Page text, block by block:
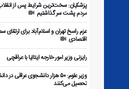
پزشکیان: سخت‌ترین شرایط پس از انقلاب
مردم پشت سر گذاشتیم
عزم راسخ تهران و اسلام‌آباد برای
اقتصادی
رایزنی وزیر امور خارجه ایتالیا با عراقچی
وزیر علوم: ۵۰ هزار دانشجوی عراقی
تحصیل می‌کنند